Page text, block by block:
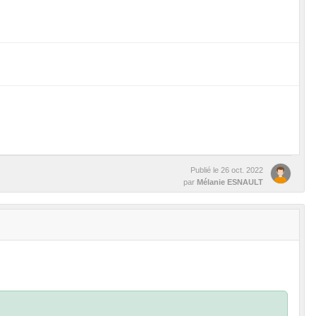
Publié le 26 oct. 2022
par Mélanie ESNAULT